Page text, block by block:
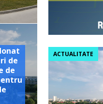
de
de
ACTUALITATE